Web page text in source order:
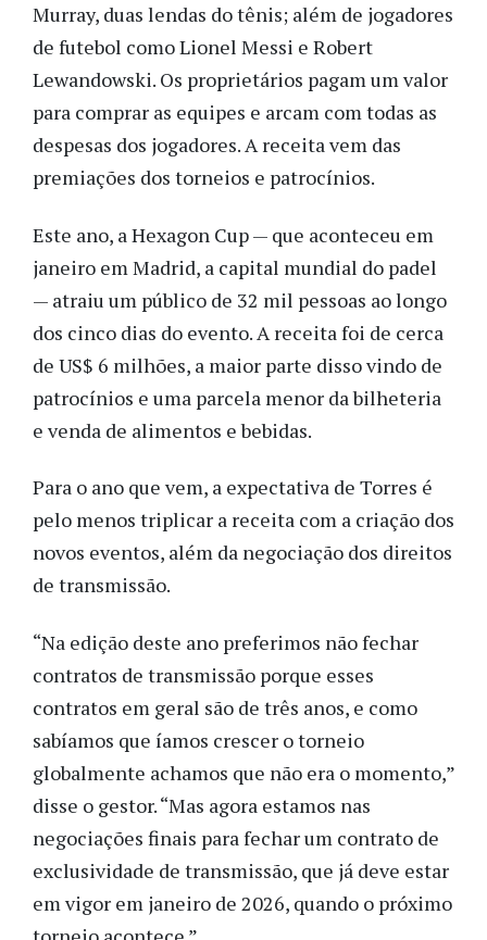
Murray, duas lendas do tênis; além de jogadores
de futebol como Lionel Messi e Robert
Lewandowski. Os proprietários pagam um valor
para comprar as equipes e arcam com todas as
despesas dos jogadores. A receita vem das
premiações dos torneios e patrocínios.
Este ano, a Hexagon Cup — que aconteceu em
janeiro em Madrid, a capital mundial do padel
— atraiu um público de 32 mil pessoas ao longo
dos cinco dias do evento. A receita foi de cerca
de US$ 6 milhões, a maior parte disso vindo de
patrocínios e uma parcela menor da bilheteria
e venda de alimentos e bebidas.
Para o ano que vem, a expectativa de Torres é
pelo menos triplicar a receita com a criação dos
novos eventos, além da negociação dos direitos
de transmissão.
“Na edição deste ano preferimos não fechar
contratos de transmissão porque esses
contratos em geral são de três anos, e como
sabíamos que íamos crescer o torneio
globalmente achamos que não era o momento,”
disse o gestor. “Mas agora estamos nas
negociações finais para fechar um contrato de
exclusividade de transmissão, que já deve estar
em vigor em janeiro de 2026, quando o próximo